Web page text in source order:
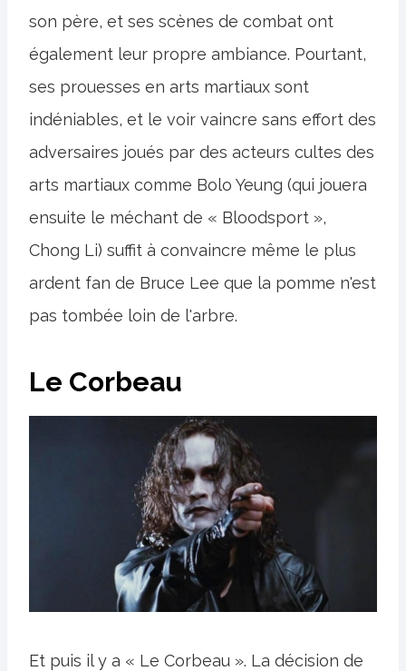
son père, et ses scènes de combat ont
également leur propre ambiance. Pourtant,
ses prouesses en arts martiaux sont
indéniables, et le voir vaincre sans effort des
adversaires joués par des acteurs cultes des
arts martiaux comme Bolo Yeung (qui jouera
ensuite le méchant de « Bloodsport »,
Chong Li) suffit à convaincre même le plus
ardent fan de Bruce Lee que la pomme n'est
pas tombée loin de l'arbre.
Le Corbeau
Et puis il y a « Le Corbeau ». La décision de